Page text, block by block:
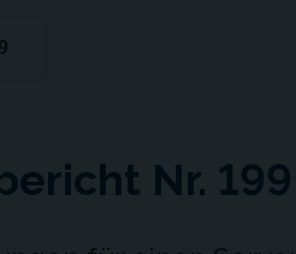
Nr. 199